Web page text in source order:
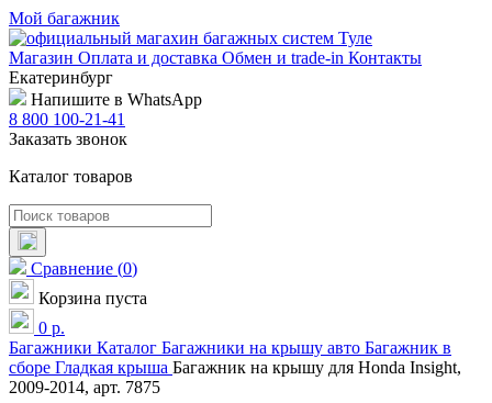
Мой багажник
Магазин Оплата и доставка Обмен и trade-in Контакты
Екатеринбург
Напишите в WhatsApp
8 800 100-21-41
Заказать звонок
Каталог товаров
Сравнение (0)
Корзина пуста
0 р.
Багажники Каталог Багажники на крышу авто Багажник в
сборе Гладкая крыша Багажник на крышу для Honda Insight,
2009-2014, арт. 7875